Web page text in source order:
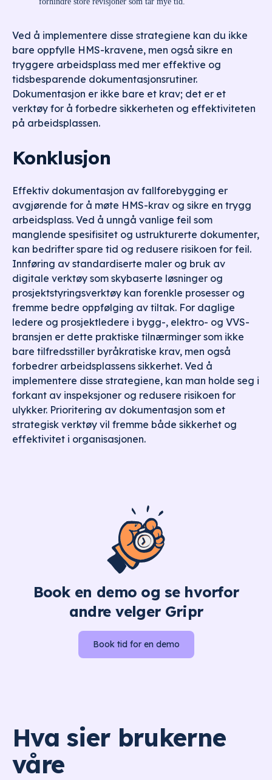
Ved å implementere disse strategiene kan du ikke
bare oppfylle HMS-kravene, men også sikre en
tryggere arbeidsplass med mer effektive og
tidsbesparende dokumentasjonsrutiner.
Dokumentasjon er ikke bare et krav; det er et
verktøy for å forbedre sikkerheten og effektiviteten
på arbeidsplassen.
Konklusjon
Effektiv dokumentasjon av fallforebygging er
avgjørende for å møte HMS-krav og sikre en trygg
arbeidsplass. Ved å unngå vanlige feil som
manglende spesifisitet og ustrukturerte dokumenter,
kan bedrifter spare tid og redusere risikoen for feil.
Innføring av standardiserte maler og bruk av
digitale verktøy som skybaserte løsninger og
prosjektstyringsverktøy kan forenkle prosesser og
fremme bedre oppfølging av tiltak. For daglige
ledere og prosjektledere i bygg-, elektro- og VVS-
bransjen er dette praktiske tilnærminger som ikke
bare tilfredsstiller byråkratiske krav, men også
forbedrer arbeidsplassens sikkerhet. Ved å
implementere disse strategiene, kan man holde seg i
forkant av inspeksjoner og redusere risikoen for
ulykker. Prioritering av dokumentasjon som et
strategisk verktøy vil fremme både sikkerhet og
effektivitet i organisasjonen.
Book en demo og se hvorfor
andre velger Gripr
Book tid for en demo
Hva sier brukerne
våre